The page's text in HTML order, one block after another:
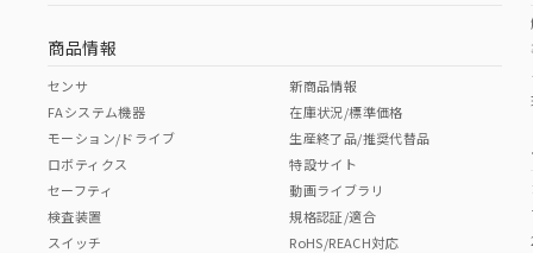
商品情報
センサ
FAシステム機器
モーション/ドライブ
ロボティクス
セーフティ
検査装置
スイッチ
新商品情報
在庫状況/標準価格
生産終了品/推奨代替品
特設サイト
動画ライブラリ
規格認証/適合
RoHS/REACH対応